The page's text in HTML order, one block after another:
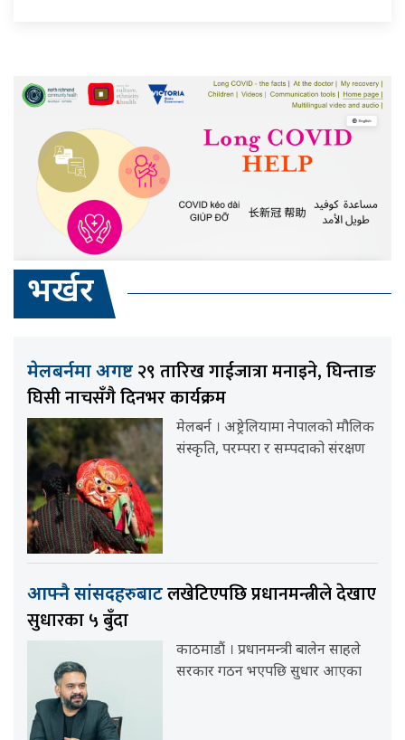
भर्खर
मेलबर्नमा अगष्ट २९ तारिख गाईजात्रा मनाइने, घिन्ताङ
घिसी नाचसँगै दिनभर कार्यक्रम
मेलबर्न । अष्ट्रेलियामा नेपालको मौलिक
संस्कृति, परम्परा र सम्पदाको संरक्षण
आफ्नै सांसदहरुबाटलखेटिएपछि प्रधानमन्त्रीले देखाए
सुधारका ५ बुँदा
काठमाडौं । प्रधानमन्त्री बालेन साहले
सरकार गठन भएपछि सुधार आएका